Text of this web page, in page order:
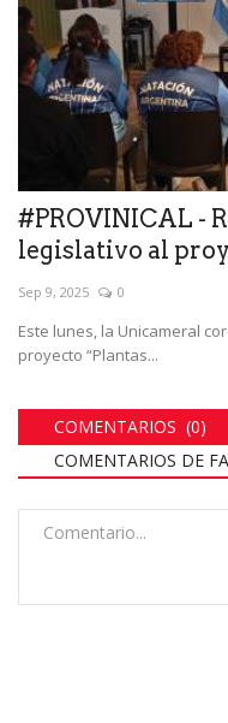
#PROVINICAL -
legislativo al
Sep 9, 2025 0
Este lunes, la Unicameral
proyecto “Plantas...
COMENTARIOS (0)
COMENTARIOS DE